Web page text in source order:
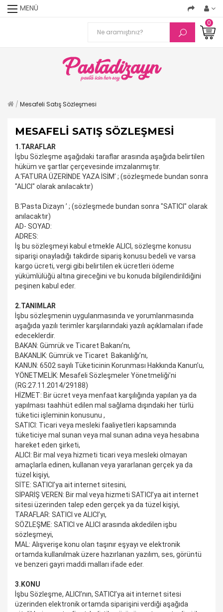
MENÜ
0
Mesafeli Satış Sözleşmesi
MESAFELI SATIŞ SÖZLEŞMESI
1.TARAFLAR
İşbu Sözleşme aşağıdaki taraflar arasında aşağıda belirtilen
hüküm ve şartlar çerçevesinde imzalanmıştır.
A.‘FATURA ÜZERİNDE YAZA İSİM’ ; (sözleşmede bundan sonra
"ALICI" olarak anılacaktır)
B.‘Pasta Dizayn ’ ; (sözleşmede bundan sonra "SATICI" olarak
anılacaktır)
AD- SOYAD:
ADRES:
İş bu sözleşmeyi kabul etmekle ALICI, sözleşme konusu
siparişi onayladığı takdirde sipariş konusu bedeli ve varsa
kargo ücreti, vergi gibi belirtilen ek ücretleri ödeme
yükümlülüğü altına gireceğini ve bu konuda bilgilendirildiğini
peşinen kabul eder.
2.TANIMLAR
İşbu sözleşmenin uygulanmasında ve yorumlanmasında
aşağıda yazılı terimler karşılarındaki yazılı açıklamaları ifade
edeceklerdir.
BAKAN: Gümrük ve Ticaret Bakanı’nı,
BAKANLIK: Gümrük ve Ticaret Bakanlığı’nı,
KANUN: 6502 sayılı Tüketicinin Korunması Hakkında Kanun’u,
YÖNETMELİK: Mesafeli Sözleşmeler Yönetmeliği’ni
(RG:27.11.2014/29188)
HİZMET: Bir ücret veya menfaat karşılığında yapılan ya da
yapılması taahhüt edilen mal sağlama dışındaki her türlü
tüketici işleminin konusunu ,
SATICI : Ticari veya mesleki faaliyetleri kapsamında
tüketiciye mal sunan veya mal sunan adına veya hesabına
hareket eden şirketi,
ALICI : Bir mal veya hizmeti ticari veya mesleki olmayan
amaçlarla edinen, kullanan veya yararlanan gerçek ya da
tüzel kişiyi,
SİTE: SATICI’ya ait internet sitesini,
SİPARİŞ VEREN: Bir mal veya hizmeti SATICI’ya ait internet
sitesi üzerinden talep eden gerçek ya da tüzel kişiyi,
TARAFLAR: SATICI ve ALICI’yı,
SÖZLEŞME: SATICI ve ALICI arasında akdedilen işbu
sözleşmeyi,
MAL: Alışverişe konu olan taşınır eşyayı ve elektronik
ortamda kullanılmak üzere hazırlanan yazılım, ses, görüntü
ve benzeri gayri maddi malları ifade eder.
3.KONU
İşbu Sözleşme, ALICI’nın, SATICI’ya ait internet sitesi
üzerinden elektronik ortamda siparişini verdiği aşağıda